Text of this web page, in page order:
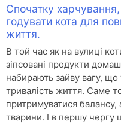
Спочатку
годувати кота для
життя.
В той час як на вулиці
зіпсовані продукти
набирають зайву вагу,
тривалість життя. Саме
притримуватися балансу,
тварини. І в першу чергу